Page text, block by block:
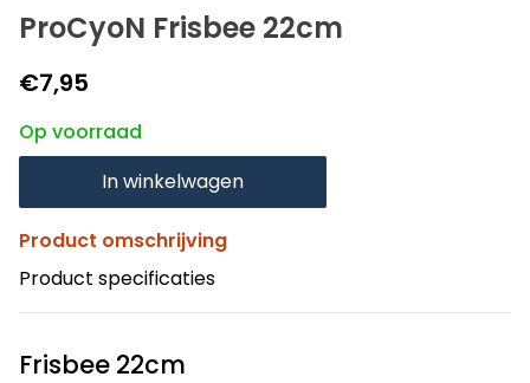
ProCyoN Frisbee 22cm
€7,95
Op voorraad
In winkelwagen
Product omschrijving
Product specificaties
Frisbee 22cm